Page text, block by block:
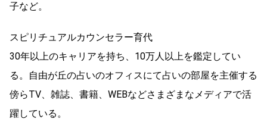
子など。
スピリチュアルカウンセラー育代
30年以上のキャリアを持ち、10万人以上を鑑定してい
る。自由が丘の占いのオフィスにて占いの部屋を主催する
傍らTV、雑誌、書籍、WEBなどさまざまなメディアで活
躍している。